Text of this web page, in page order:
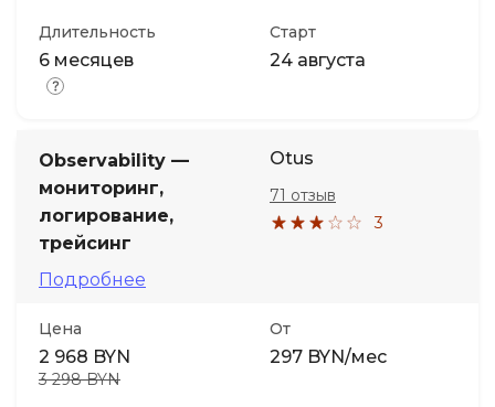
Длительность
6 месяцев
Старт
24 августа
Observability —
мониторинг,
логирование,
трейсинг
Подробнее
Otus
3
71 отзыв
Цена
2 968 BYN
3 298 BYN
От
297 BYN/мес
Soft Skills
ДПО
Детям
Акции и промокоды